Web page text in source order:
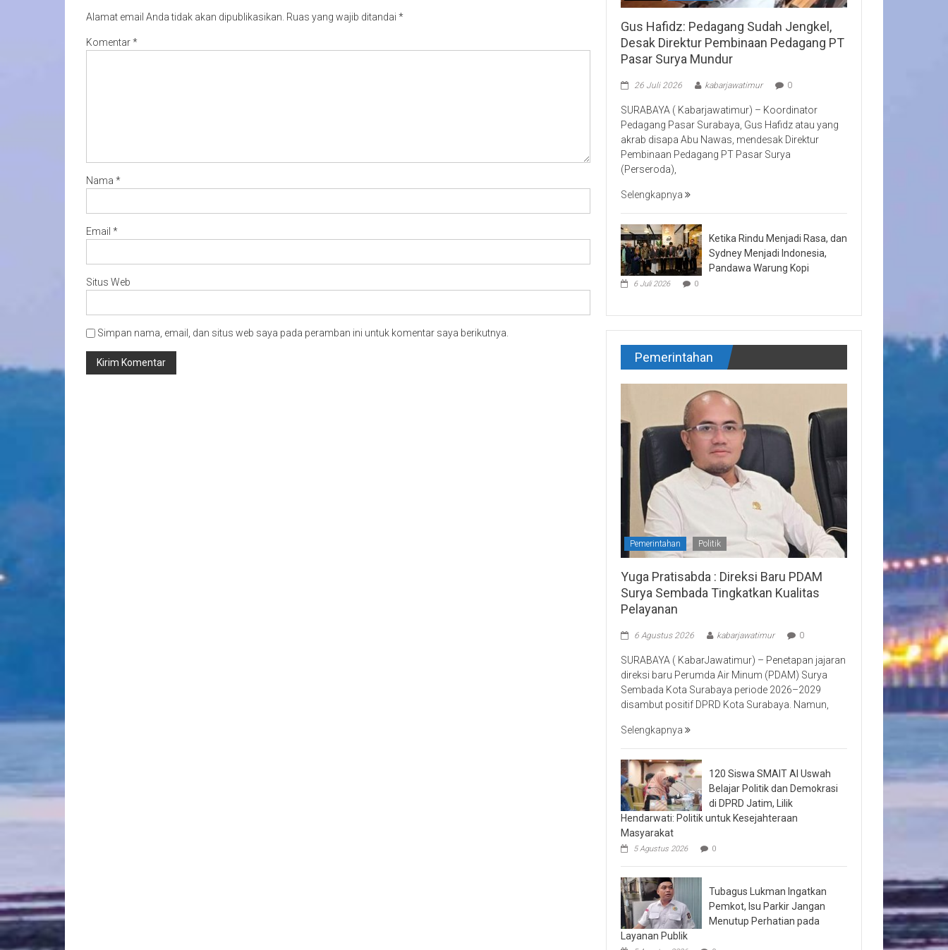
Alamat email Anda tidak akan dipublikasikan. Ruas yang wajib ditandai *
Komentar*
Nama *
Email *
Situs Web
Simpan nama, email, dan situs web saya pada peramban ini untuk komentar saya berikutnya.
Gus Hafidz: Pedagang Sudah Jengkel,
Desak Direktur Pembinaan Pedagang PT
Pasar Surya Mundur
26 Juli 2026 kabarjawatimur 0
SURABAYA ( Kabarjawatimur) – Koordinator
Pedagang Pasar Surabaya, Gus Hafidz atau yang
akrab disapa Abu Nawas, mendesak Direktur
Pembinaan Pedagang PT Pasar Surya
(Perseroda),
Selengkapnya
Ketika Rindu Menjadi Rasa, dan
Sydney Menjadi Indonesia,
Pandawa Warung Kopi
6 Juli 2026 0
Pemerintahan
Pemerintahan Politik
Yuga Pratisabda : Direksi Baru PDAM
Surya Sembada Tingkatkan Kualitas
Pelayanan
6 Agustus 2026 kabarjawatimur 0
SURABAYA ( KabarJawatimur) – Penetapan jajaran
direksi baru Perumda Air Minum (PDAM) Surya
Sembada Kota Surabaya periode 2026–2029
disambut positif DPRD Kota Surabaya. Namun,
Selengkapnya
120 Siswa SMAIT Al Uswah
Belajar Politik dan Demokrasi
di DPRD Jatim, Lilik
Hendarwati: Politik untuk Kesejahteraan
Masyarakat
5 Agustus 2026 0
Tubagus Lukman Ingatkan
Pemkot, Isu Parkir Jangan
Menutup Perhatian pada
Layanan Publik